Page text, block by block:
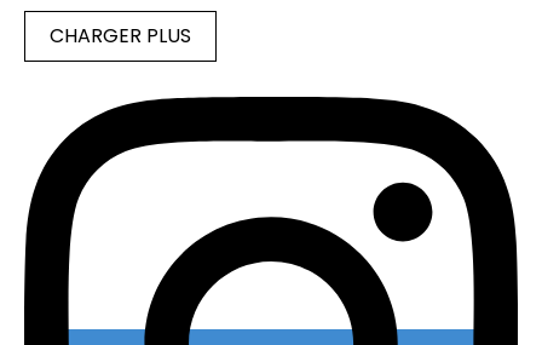
CHARGER PLUS